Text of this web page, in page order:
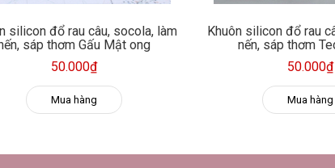
silicon đổ rau câu, socola, làm
sáp thơm Gấu Mật ong
50.000₫
Mua hàng
Khuôn silicon đổ rau
nến, sáp thơm
50.000₫
Mua hàng